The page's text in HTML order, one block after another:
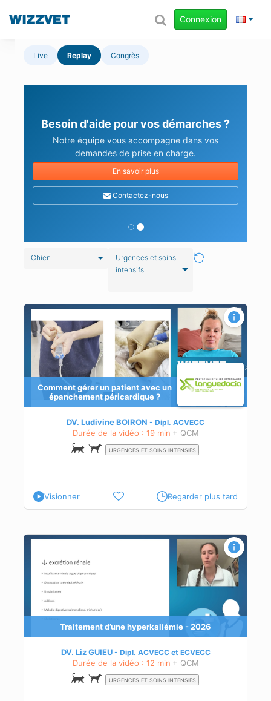
Connexion
Live Replay Congrès
Besoin d'aide pour vos démarches ?
Notre équipe vous accompagne dans vos
demandes de prise en charge.
En savoir plus
Contactez-nous
Chien
Urgences et soins
intensifs
Comment gérer un patient avec un
épanchement péricardique ?
DV. Ludivine BOIRON Dipl. ACVECC
Durée de la vidéo : 19 min + QCM
URGENCES ET SOINS INTENSIFS
Visionner Regarder plus tard
Traitement d’une hyperkaliémie - 2026
DV. Liz GUIEU Dipl. ACVECCet ECVECC
Durée de la vidéo : 12 min + QCM
URGENCES ET SOINS INTENSIFS